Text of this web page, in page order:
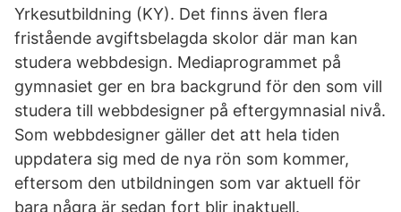
Yrkesutbildning (KY). Det finns även flera
fristående avgiftsbelagda skolor där man kan
studera webbdesign. Mediaprogrammet på
gymnasiet ger en bra backgrund för den som vill
studera till webbdesigner på eftergymnasial nivå.
Som webbdesigner gäller det att hela tiden
uppdatera sig med de nya rön som kommer,
eftersom den utbildningen som var aktuell för
bara några är sedan fort blir inaktuell.